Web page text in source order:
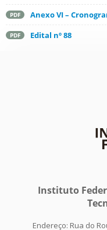
PDF Anexo VI –
PDF Edital nº 88
Instituto
Endereço: Rua do